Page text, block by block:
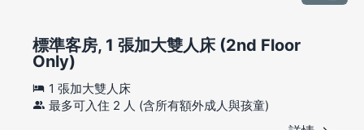
標準客房, 1 張加大雙人床 (2nd Floor
Only)
1 張加大雙人床
最多可入住 2 人 (含所有額外成人與孩童)